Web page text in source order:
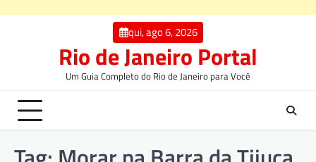
qui, ago 6, 2026
Rio de Janeiro Portal
Um Guia Completo do Rio de Janeiro para Você